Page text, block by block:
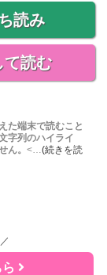
読み
読む
た端末で読むこと
字列のハイライ
ん。 <…(続きを読